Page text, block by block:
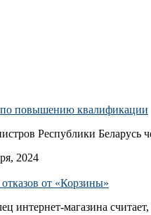
повышению квалификации
Республики Беларусь
2024
от «Корзины»
интернет-магазина